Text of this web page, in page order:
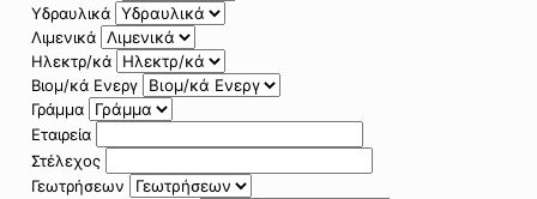
Υδραυλικά
Λιμενικά
Ηλεκτρ/κά
Βιομ/κά Ενεργ
Γράμμα
Εταιρεία
Στέλεχος
Γεωτρήσεων